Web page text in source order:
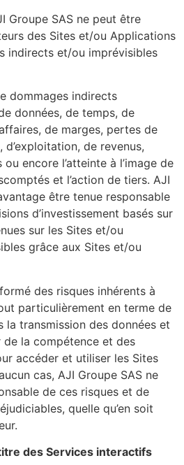
Groupe SAS ne peut être
des Sites et/ou Applications
indirects et/ou imprévisibles
dommages indirects
données, de temps, de
de marges, pertes de
de revenus,
encore l’atteinte à l’image de
et l’action de tiers. AJI
être tenue responsable
d’investissement basés sur
sur les Sites et/ou
grâce aux Sites et/ou
des risques inhérents à
particulièrement en terme de
la transmission des données et
de la compétence et des
accéder et utiliser les Sites
cas, AJI Groupe SAS ne
de ces risques et de
quelle qu’en soit
des Services interactifs